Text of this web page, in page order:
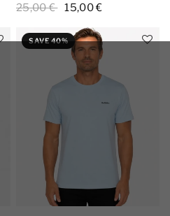
25,00 € 15,00 €
SAVE 40%